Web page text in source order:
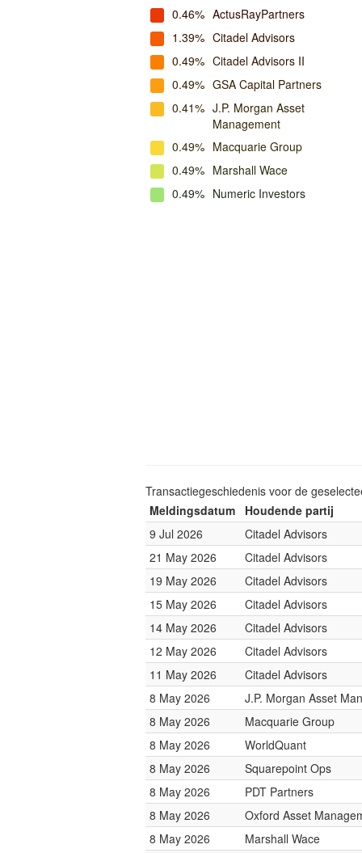
0.46% ActusRayPartners
1.39% Citadel Advisors
0.49% Citadel Advisors II
0.49% GSA Capital Partners
0.41% J.P. Morgan Asset
Management
0.49% Macquarie Group
0.49% Marshall Wace
0.49% Numeric Investors
Transactiegeschiedenis voor de
Meldingsdatum
Houdende partij
9 Jul 2026
Citadel Advisors
21 May 2026
Citadel Advisors
19 May 2026
Citadel Advisors
15 May 2026
Citadel Advisors
14 May 2026
Citadel Advisors
12 May 2026
Citadel Advisors
11 May 2026
Citadel Advisors
8 May 2026
J.P. Morgan Asset
8 May 2026
Macquarie Group
8 May 2026
WorldQuant
8 May 2026
Squarepoint Ops
8 May 2026
PDT Partners
8 May 2026
Oxford Asset
8 May 2026
Marshall Wace